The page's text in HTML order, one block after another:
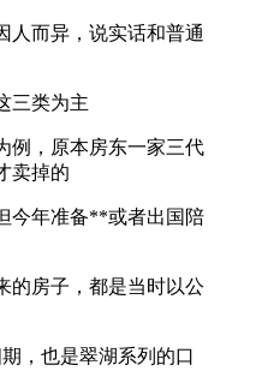
人而异，说实话和普通
三类为主
例，原本房东一家三代
卖掉的
今年准备**或者出国陪
的房子，都是当时以公
，也是翠湖系列的口